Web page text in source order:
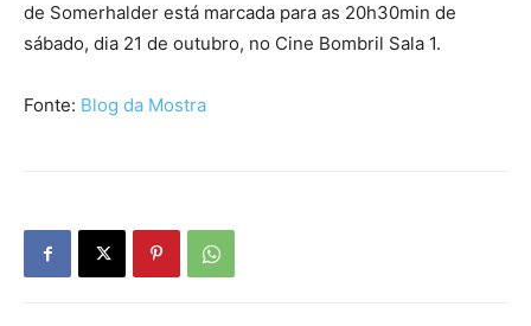
de Somerhalder está marcada para as 20h30min de
sábado, dia 21 de outubro, no Cine Bombril Sala 1.
Fonte: Blog da Mostra